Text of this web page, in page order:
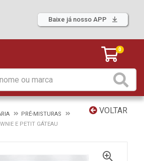
Baixe já nosso APP
0
VOLTAR
PRÉ-MISTURAS
E PETIT GÁTEAU